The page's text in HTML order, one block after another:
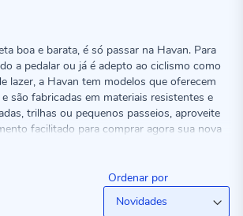
boa e barata, é só passar na Havan. Para
a pedalar ou já é adepto ao ciclismo como
lazer, a Havan tem modelos que oferecem
são fabricadas em materiais resistentes e
trilhas ou pequenos passeios, aproveite
facilitado para comprar agora sua nova
Ordenar por